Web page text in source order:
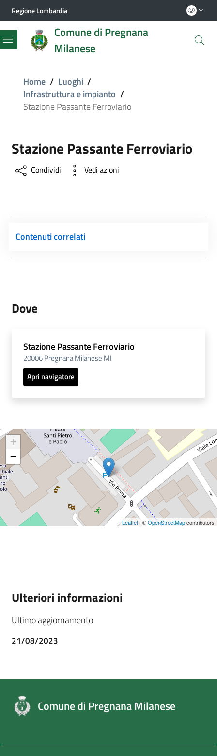
Regione Lombardia
Comune di Pregnana
Milanese
Menu
Home / Luoghi /
Infrastruttura e impianto /
Stazione Passante Ferroviario
Stazione Passante Ferroviario
Condividi Vedi azioni
Contenuti correlati
Dove
Stazione Passante Ferroviario
20006 Pregnana Milanese MI
Apri navigatore
+
−
Leaflet | ©OpenStreetMapcontributors
Ulteriori informazioni
Ultimo aggiornamento
21/08/2023
Comune di Pregnana Milanese